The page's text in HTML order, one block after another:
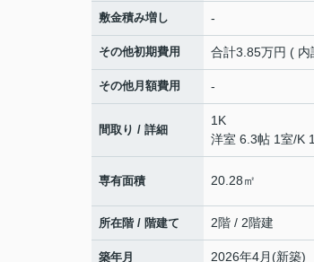
敷金積み増し -
その他初期費用 合計3.85万円 (
その他月額費用 -
間取り / 詳細
1K
洋室 6.3帖 1室/K
専有面積 20.28㎡
所在階 / 階建て 2階 / 2階建
築年月 2026年4月(新築)